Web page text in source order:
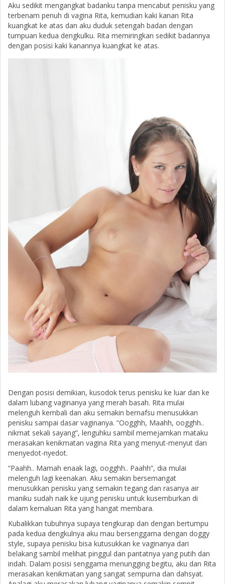
Aku sedikit mengangkat badanku tanpa mencabut penisku yang
terbenam penuh di vagina Rita, kemudian kaki kanan Rita
kuangkat ke atas dan aku duduk setengah badan dengan
tumpuan kedua dengkulku. Rita memiringkan sedikit badannya
dengan posisi kaki kanannya kuangkat ke atas.
Dengan posisi demikian, kusodok terus penisku ke luar dan ke
dalam lubang vaginanya yang merah basah. Rita mulai
melenguh kembali dan aku semakin bernafsu menusukkan
penisku sampai dasar vaginanya. “Oogghh, Maahh, oogghh..
nikmat sekali sayang”, lenguhku sambil memejamkan mataku
merasakan kenikmatan vagina Rita yang menyut-menyut dan
menyedot-nyedot.
“Paahh.. Mamah enaak lagi, oogghh.. Paahh”, dia mulai
melenguh lagi keenakan. Aku semakin bersemangat
menusukkan penisku yang semakin tegang dan rasanya air
maniku sudah naik ke ujung penisku untuk kusemburkan di
dalam kemaluan Rita yang hangat membara.
Kubalikkan tubuhnya supaya tengkurap dan dengan bertumpu
pada kedua dengkulnya aku mau bersenggama dengan doggy
style, supaya penisku bisa kutusukkan ke vaginanya dari
belakang sambil melihat pinggul dan pantatnya yang putih dan
indah. Dalam posisi senggama menungging begitu, aku dan Rita
merasakan kenikmatan yang sangat sempurna dan dahsyat.